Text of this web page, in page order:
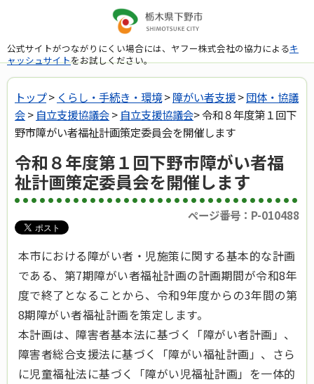
公式サイトがつながりにくい場合には、ヤフー株式会社の協力によるキ
ャッシュサイトをお試しください。
トップ> くらし・手続き・環境>障がい者支援>団体・協議
会> 自立支援協議会> 自立支援協議会> 令和８年度第１回下
野市障がい者福祉計画策定委員会を開催します
令和８年度第１回下野市障がい者福
祉計画策定委員会を開催します
ページ番号：P-010488
本市における障がい者・児施策に関する基本的な計画
である、第7期障がい者福祉計画の計画期間が令和8年
度で終了となることから、令和9年度からの3年間の第
8期障がい者福祉計画を策定します。
本計画は、障害者基本法に基づく「障がい者計画」、
障害者総合支援法に基づく「障がい福祉計画」、さら
に児童福祉法に基づく「障がい児福祉計画」を一体的